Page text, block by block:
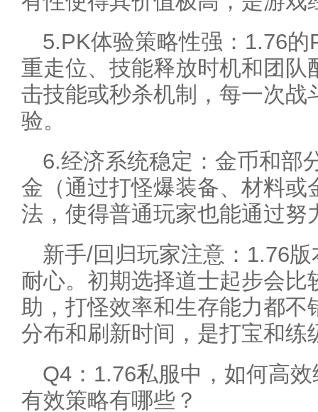
5.PK体验策略性强：1.76
重走位、技能释放时机和团队
击技能或秒杀机制，每一次战
验。
6.经济系统稳定：金币和部
金（通过打怪爆装备、材料或
法，使得普通玩家也能通过努
新手/回归玩家注意：1.76
耐心。初期选择道士起步会比
助，打怪效率和生存能力都不
分布和刷新时间，是打宝和练
Q4：1.76私服中，如何高
有效策略有哪些？